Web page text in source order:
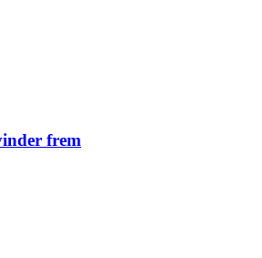
frem